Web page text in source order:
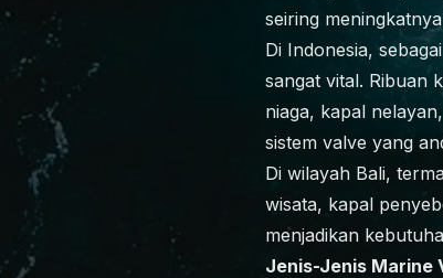
seiring
Di Indonesia,
sangat vital. Ribuan
niaga, kapal
sistem valve yang
Di wilayah Bali,
wisata, kapal
menjadikan
Jenis-Jenis Marine